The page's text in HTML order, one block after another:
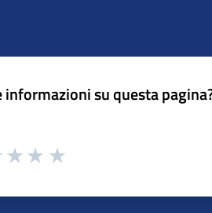
informazioni su questa